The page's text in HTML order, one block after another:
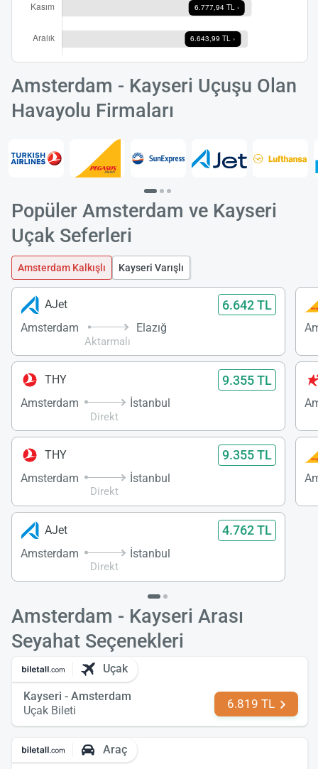
Amsterdam - Kayseri Uçuşu Olan
Havayolu Firmaları
Popüler Amsterdam ve Kayseri
Uçak Seferleri
Amsterdam Kalkışlı Kayseri Varışlı
AJet 6.642 TL
Amsterdam
Aktarmalı
Elazığ
THY 9.355 TL
Amsterdam
Direkt
İstanbul
THY 9.355 TL
Amsterdam
Direkt
İstanbul
AJet 4.762 TL
Amsterdam
Direkt
İstanbul
Amsterdam - Kayseri Arası
Seyahat Seçenekleri
Uçak
Kayseri - Amsterdam
Uçak Bileti
6.819 TL
Araç